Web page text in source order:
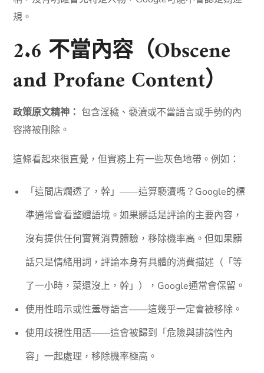
規。
2.6 不當內容（Obscene
and Profane Content）
政策原文精神： 包含淫穢、褻瀆或不當語言或手勢的內
容將被刪除。
這條看起來很直覺，但實務上有一些灰色地帶。例如：
「這間店爛透了，幹」——這算褻瀆嗎？Google的標
準通常會看整體語境。如果髒話是評論的主要內容，
沒有提供任何實質消費體驗，移除機率高。但如果髒
話只是情緒用詞，評論本身有具體的消費描述（「等
了一小時，菜還沒上，幹」），Google通常會保留。
使用性暗示或性羞辱語言——這幾乎一定會被移除。
使用歧視性用語——這會被歸到「危險與誹謗性內
容」一起處理，移除機率極高。